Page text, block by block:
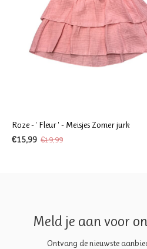
Roze - ' Fleur ' - Meisjes Zomer jurk
€15,99 €19,99
Meld je aan voor
Ontvang de nieuwste